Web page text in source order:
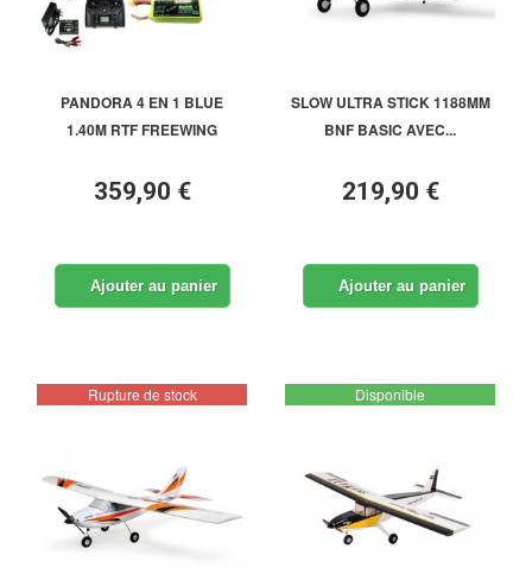
PANDORA 4 EN 1 BLUE
1.40M RTF FREEWING
359,90 €
Ajouter au panier
SLOW ULTRA STICK 1188MM
BNF BASIC AVEC...
219,90 €
Ajouter au panier
Rupture de stock Disponible